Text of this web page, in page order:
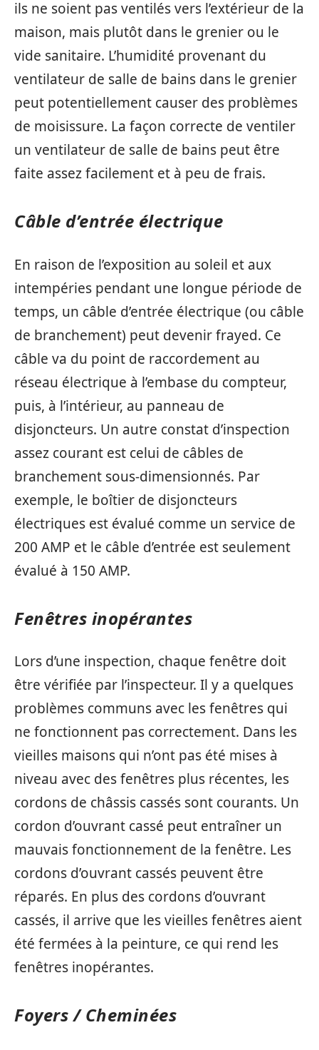
ils ne soient pas ventilés vers l’extérieur de la
maison, mais plutôt dans le grenier ou le
vide sanitaire. L’humidité provenant du
ventilateur de salle de bains dans le grenier
peut potentiellement causer des problèmes
de moisissure. La façon correcte de ventiler
un ventilateur de salle de bains peut être
faite assez facilement et à peu de frais.
Câble d’entrée électrique
En raison de l’exposition au soleil et aux
intempéries pendant une longue période de
temps, un câble d’entrée électrique (ou câble
de branchement) peut devenir frayed. Ce
câble va du point de raccordement au
réseau électrique à l’embase du compteur,
puis, à l’intérieur, au panneau de
disjoncteurs. Un autre constat d’inspection
assez courant est celui de câbles de
branchement sous-dimensionnés. Par
exemple, le boîtier de disjoncteurs
électriques est évalué comme un service de
200 AMP et le câble d’entrée est seulement
évalué à 150 AMP.
Fenêtres inopérantes
Lors d’une inspection, chaque fenêtre doit
être vérifiée par l’inspecteur. Il y a quelques
problèmes communs avec les fenêtres qui
ne fonctionnent pas correctement. Dans les
vieilles maisons qui n’ont pas été mises à
niveau avec des fenêtres plus récentes, les
cordons de châssis cassés sont courants. Un
cordon d’ouvrant cassé peut entraîner un
mauvais fonctionnement de la fenêtre. Les
cordons d’ouvrant cassés peuvent être
réparés. En plus des cordons d’ouvrant
cassés, il arrive que les vieilles fenêtres aient
été fermées à la peinture, ce qui rend les
fenêtres inopérantes.
Foyers / Cheminées